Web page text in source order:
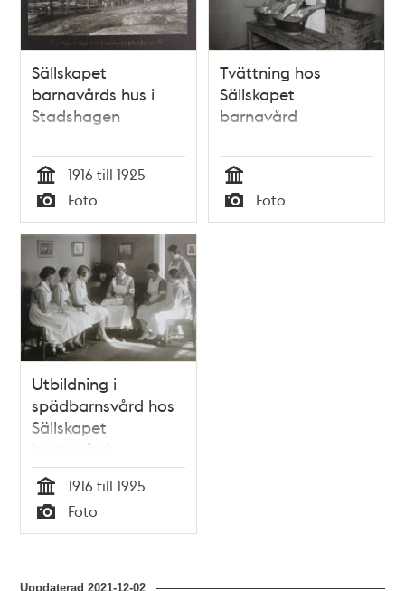
Sällskapet
barnavårds hus i
Stadshagen
Tid
1916 till 1925
Typ
Foto
Tvättning hos
Sällskapet
barnavård
Tid
-
Typ
Foto
Utbildning i
spädbarnsvård hos
Sällskapet
barnavård
Tid
1916 till 1925
Typ
Foto
Uppdaterad2021-12-02